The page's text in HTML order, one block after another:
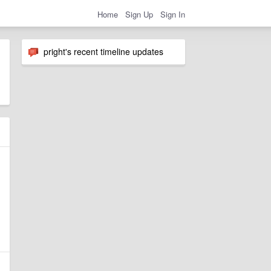
Home Sign Up Sign In
pright's recent timeline updates